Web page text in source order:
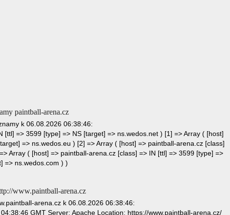
paintball-arena.cz
k 06.08.2026 06:38:46:
=> 3599 [type] => NS [target] => ns.wedos.net ) [1] => Array ( [host]
=> ns.wedos.eu ) [2] => Array ( [host] => paintball-arena.cz [class]
Array ( [host] => paintball-arena.cz [class] => IN [ttl] => 3599 [type] =>
=> ns.wedos.com ) )
www.paintball-arena.cz
arena.cz k 06.08.2026 06:38:46:
GMT Server: Apache Location: https://www.paintball-arena.cz/